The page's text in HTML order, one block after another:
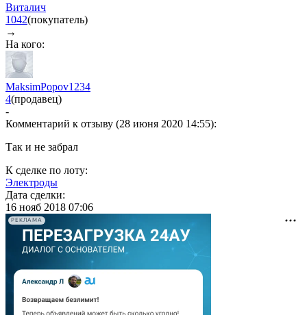
Виталич
1042(покупатель)
→
На кого:
MaksimPopov1234
4(продавец)
-
Комментарий к отзыву (28 июня 2020 14:55):
Так и не забрал
К сделке по лоту:
Электроды
Дата сделки:
16 нояб 2018 07:06
РЕКЛАМА